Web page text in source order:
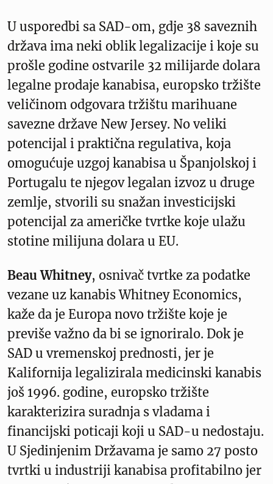
U usporedbi sa SAD-om, gdje 38 saveznih
država ima neki oblik legalizacije i koje su
prošle godine ostvarile 32 milijarde dolara
legalne prodaje kanabisa, europsko tržište
veličinom odgovara tržištu marihuane
savezne države New Jersey. No veliki
potencijal i praktična regulativa, koja
omogućuje uzgoj kanabisa u Španjolskoj i
Portugalu te njegov legalan izvoz u druge
zemlje, stvorili su snažan investicijski
potencijal za američke tvrtke koje ulažu
stotine milijuna dolara u EU.
Beau Whitney, osnivač tvrtke za podatke
vezane uz kanabis Whitney Economics,
kaže da je Europa novo tržište koje je
previše važno da bi se ignoriralo. Dok je
SAD u vremenskoj prednosti, jer je
Kalifornija legalizirala medicinski kanabis
još 1996. godine, europsko tržište
karakterizira suradnja s vladama i
financijski poticaji koji u SAD-u nedostaju.
U Sjedinjenim Državama je samo 27 posto
tvrtki u industriji kanabisa profitabilno jer